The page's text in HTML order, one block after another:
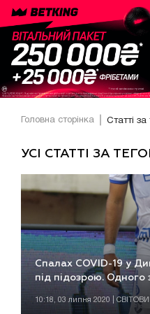
Головна сторінка Статті за
УСІ СТАТТІ ЗА
Спалах COVID-19 у
під підозрою. Одного
10:18, 03 липня 2020 |